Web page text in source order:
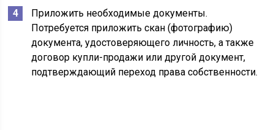
Приложить необходимые документы.
Потребуется приложить скан (фотографию)
документа, удостоверяющего личность, а также
договор купли-продажи или другой документ,
подтверждающий переход права собственности.